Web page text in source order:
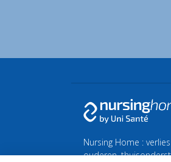
Nursing Home :
ouderen,